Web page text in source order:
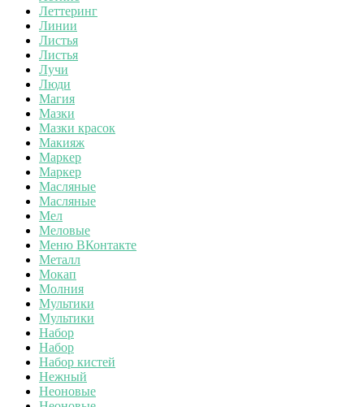
Леттеринг
Линии
Листья
Листья
Лучи
Люди
Магия
Мазки
Мазки красок
Макияж
Маркер
Маркер
Масляные
Масляные
Мел
Меловые
Меню ВКонтакте
Металл
Мокап
Молния
Мультики
Мультики
Набор
Набор
Набор кистей
Нежный
Неоновые